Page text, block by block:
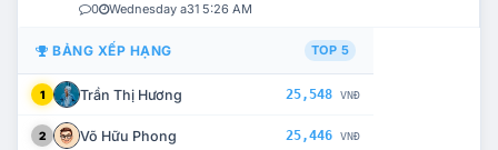
0 Wednesday a31 5:26 AM
BẢNG XẾP HẠNG TOP 5
1 Trần Thị Hương 25,548 VNĐ
2 Võ Hữu Phong 25,446 VNĐ